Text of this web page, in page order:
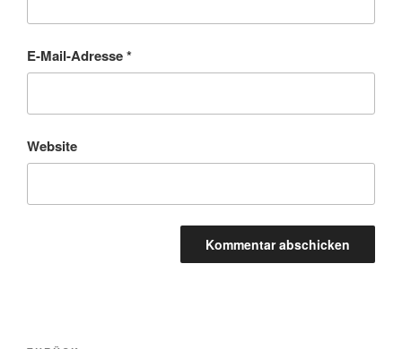
E-Mail-Adresse*
Website
Beitragsnavigation